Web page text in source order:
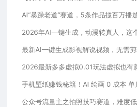
手机壁纸赚钱秘籍！AI 绘画 0 成本